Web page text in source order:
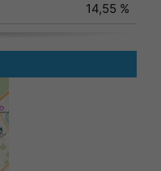
14,55 %